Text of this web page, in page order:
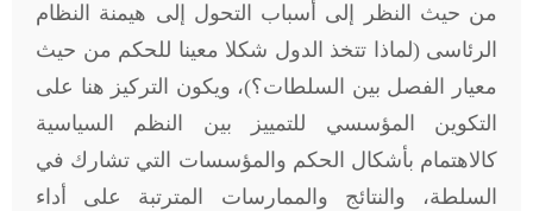
من حيث النظر إلى أسباب التحول إلى هيمنة النظام
الرئاسى (لماذا تتخذ الدول شكلا معينا للحكم من حيث
معيار الفصل بين السلطات؟)، ويكون التركيز هنا على
التكوين المؤسسي للتمييز بين النظم السياسية
كالاهتمام بأشكال الحكم والمؤسسات التي تشارك في
السلطة، والنتائج والممارسات المترتبة على أداء